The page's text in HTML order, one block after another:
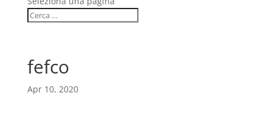
fefco
Apr 10, 2020